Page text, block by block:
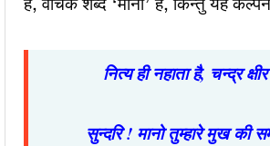
नित्य ही नहाता है, चन्द्र
सुन्दरि ! मानो तुम्हारे मुख की